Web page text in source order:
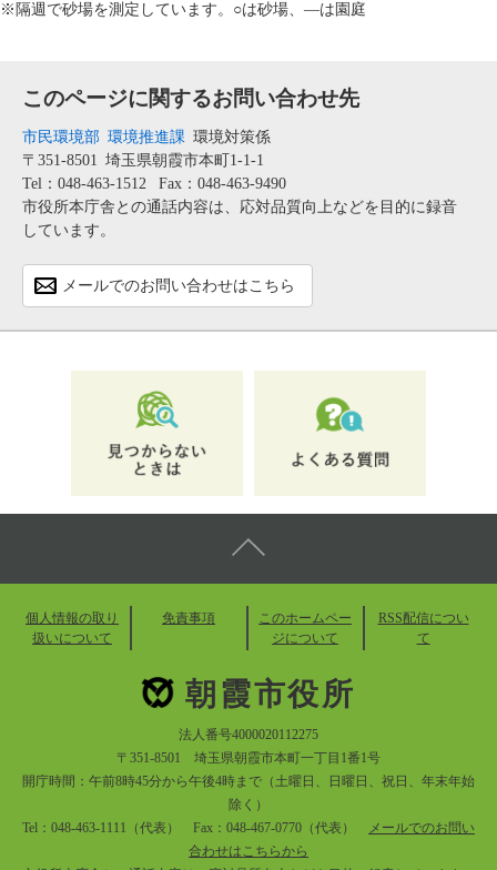
※隔週で砂場を測定しています。○は砂場、―は園庭
このページに関するお問い合わせ先
市民環境部 環境推進課 環境対策係
〒351-8501 埼玉県朝霞市本町1-1-1
Tel：048-463-1512
Fax：048-463-9490
市役所本庁舎との通話内容は、応対品質向上などを目的に録音
しています。
メールでのお問い合わせはこちら
個人情報の取り
扱いについて
免責事項
このホームペー
ジについて
RSS配信につい
て
朝霞市役所
法人番号4000020112275
〒351-8501 埼玉県朝霞市本町一丁目1番1号
開庁時間：午前8時45分から午後4時まで（土曜日、日曜日、祝日、年末年始
除く）
Tel：048-463-1111（代表） Fax：048-467-0770（代表）
メールでのお問い
合わせはこちらから